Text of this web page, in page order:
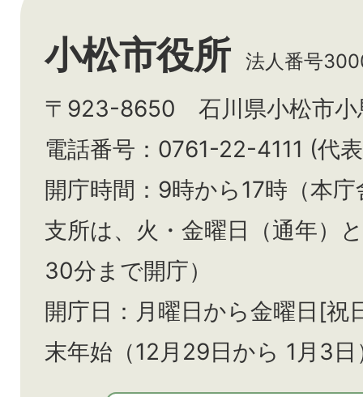
小松市役所 法人番号
〒923-8650 石川県小松市小
電話番号：0761-22-4111 (代
開庁時間：9時から17時（本
支所は、火・金曜日（通年）と
30分まで開庁）
開庁日：月曜日から金曜日[祝
末年始（12月29日から 1月3